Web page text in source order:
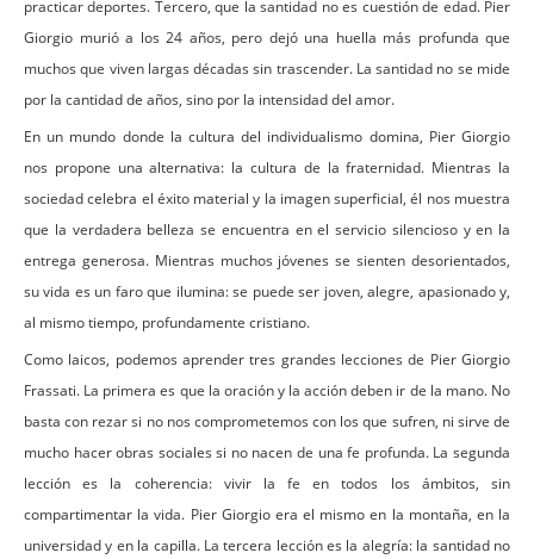
practicar deportes. Tercero, que la santidad no es cuestión de edad. Pier
Giorgio murió a los 24 años, pero dejó una huella más profunda que
muchos que viven largas décadas sin trascender. La santidad no se mide
por la cantidad de años, sino por la intensidad del amor.
En un mundo donde la cultura del individualismo domina, Pier Giorgio
nos propone una alternativa: la cultura de la fraternidad. Mientras la
sociedad celebra el éxito material y la imagen superficial, él nos muestra
que la verdadera belleza se encuentra en el servicio silencioso y en la
entrega generosa. Mientras muchos jóvenes se sienten desorientados,
su vida es un faro que ilumina: se puede ser joven, alegre, apasionado y,
al mismo tiempo, profundamente cristiano.
Como laicos, podemos aprender tres grandes lecciones de Pier Giorgio
Frassati. La primera es que la oración y la acción deben ir de la mano. No
basta con rezar si no nos comprometemos con los que sufren, ni sirve de
mucho hacer obras sociales si no nacen de una fe profunda. La segunda
lección es la coherencia: vivir la fe en todos los ámbitos, sin
compartimentar la vida. Pier Giorgio era el mismo en la montaña, en la
universidad y en la capilla. La tercera lección es la alegría: la santidad no